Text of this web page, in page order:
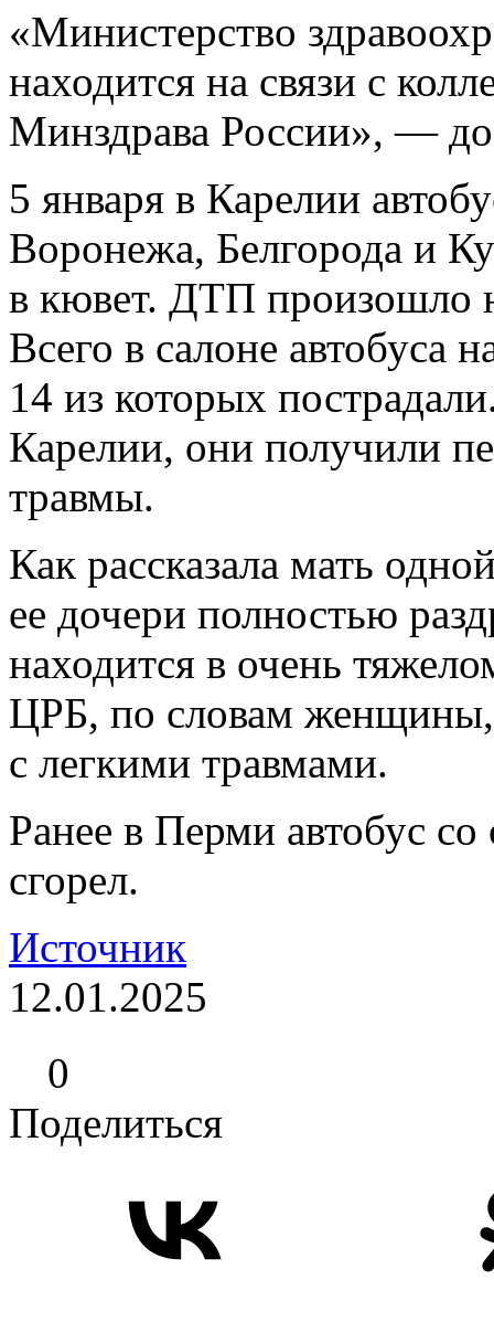
«Министерство
находится на связи с
Минздрава России», —
5 января в Карелии
Воронежа, Белгорода и
в кювет. ДТП произошло
Всего в салоне автобуса
14 из которых
Карелии, они получили
травмы.
Как рассказала мать
ее дочери полностью
находится в очень
ЦРБ, по словам женщины,
с легкими травмами.
Ранее в Перми автобус со
сгорел.
Источник
12.01.2025
0
Поделиться